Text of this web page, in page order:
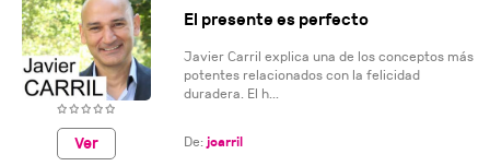
Ver
El presente es perfecto
Javier Carril explica una de los conceptos más
potentes relacionados con la felicidad
duradera. El h...
De: jcarril